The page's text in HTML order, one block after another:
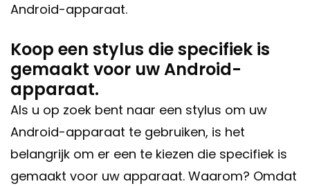
Android-apparaat.
Koop een stylus die specifiek is
gemaakt voor uw Android-
apparaat.
Als u op zoek bent naar een stylus om uw
Android-apparaat te gebruiken, is het
belangrijk om er een te kiezen die specifiek is
gemaakt voor uw apparaat. Waarom? Omdat